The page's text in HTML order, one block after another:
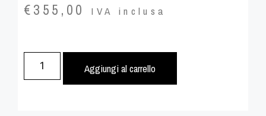
€355,00 IVA inclusa
Aggiungi al carrello